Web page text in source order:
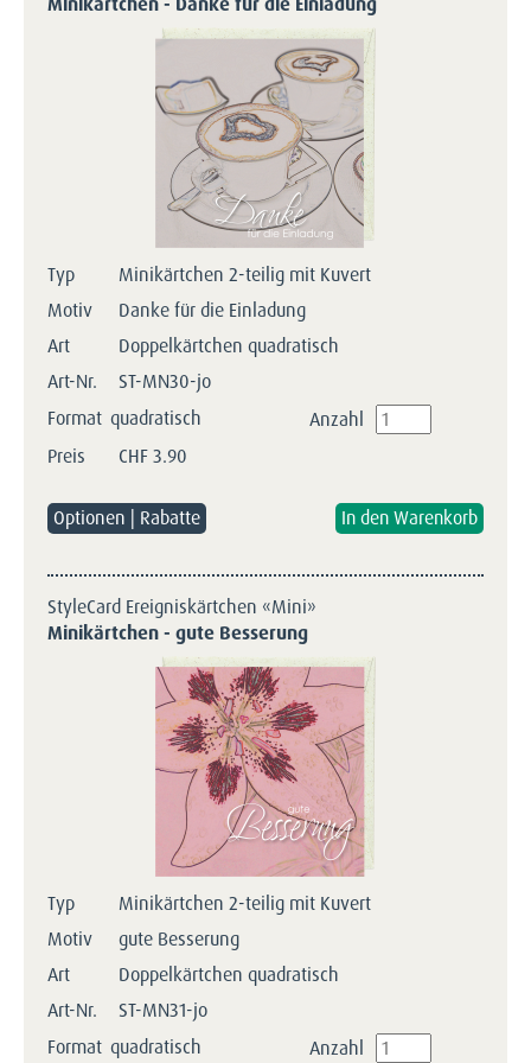
Typ
Minikärtchen 2-teilig mit Kuvert
Motiv
Danke für die Einladung
Art
Doppelkärtchen quadratisch
Art-Nr.
ST-MN30-jo
Format quadratisch
Anzahl
Preis
CHF3.90
Optionen | Rabatte
StyleCard Ereigniskärtchen «Mini»
Minikärtchen - gute Besserung
Typ
Minikärtchen 2-teilig mit Kuvert
Motiv
gute Besserung
Art
Doppelkärtchen quadratisch
Art-Nr.
ST-MN31-jo
Format quadratisch Anzahl